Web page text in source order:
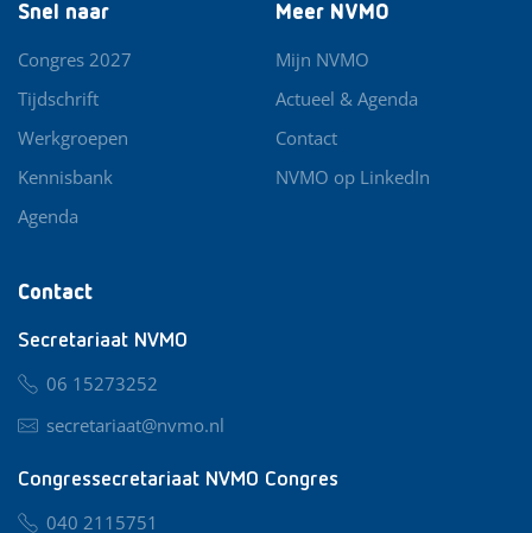
Contact
Secretariaat NVMO
06 15273252
secretariaat@nvmo.nl
Congressecretariaat NVMO Congres
040 2115751
Snel naar
Congres 2027
Tijdschrift
Werkgroepen
Kennisbank
Agenda
Meer NVMO
Mijn NVMO
Actueel & Agenda
Contact
NVMO op LinkedIn